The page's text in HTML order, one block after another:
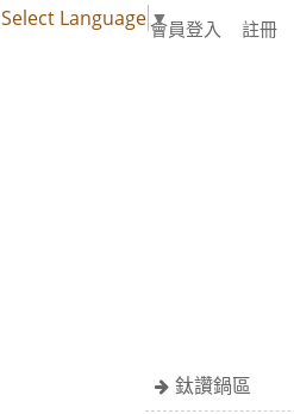
Select Language ▼
會員登入 註冊
鈦讚鍋區